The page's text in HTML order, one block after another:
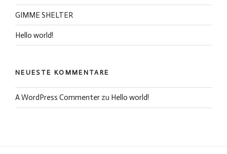
GIMME SHELTER
Hello world!
NEUESTE KOMMENTARE
A WordPress Commenter zu Hello world!